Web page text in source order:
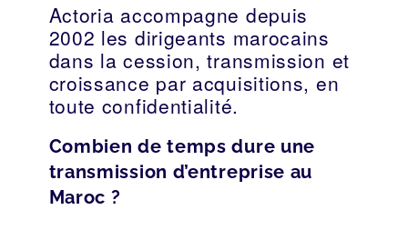
Actoria accompagne depuis
2002 les dirigeants marocains
dans la cession, transmission et
croissance par acquisitions, en
toute confidentialité.
Combien de temps dure une
transmission d’entreprise au
Maroc ?